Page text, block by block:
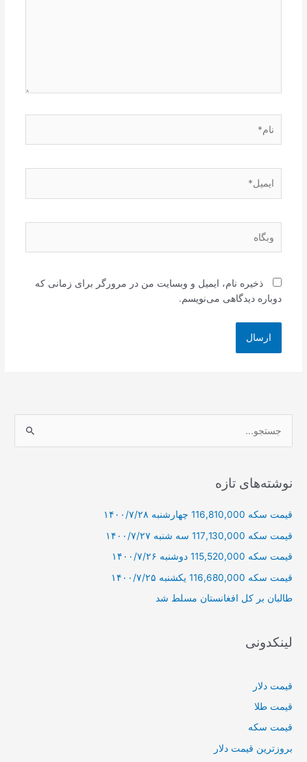
ذخیره نام، ایمیل و وبسایت من در مرورگر برای زمانی که
دوباره دیدگاهی می‌نویسم.
ب
ر
ا
نوشته‌های تازه
قیمت سکه 116,810,000 چهارشنبه ۱۴۰۰/۷/۲۸
قیمت سکه 117,130,000 سه شنبه ۱۴۰۰/۷/۲۷
قیمت سکه 115,520,000 دوشنبه ۱۴۰۰/۷/۲۶
قیمت سکه 116,680,000 یکشنبه ۱۴۰۰/۷/۲۵
طالبان بر كل افغانستان مسلط شد
لینکدونی
قیمت دلار
قیمت طلا
قیمت سکه
بروزترین قیمت دلار